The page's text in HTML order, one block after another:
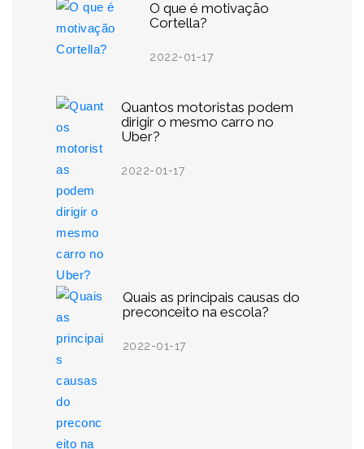
O que é motivação
Cortella?
2022-01-17
Quantos motoristas podem
dirigir o mesmo carro no
Uber?
2022-01-17
Quais as principais causas do
preconceito na escola?
2022-01-17